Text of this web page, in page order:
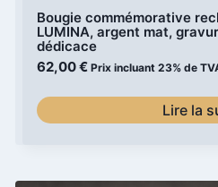
Bougie commémorative
LUMINA, argent mat,
dédicace
62,00€ Prix incluant 23% de
Lire la